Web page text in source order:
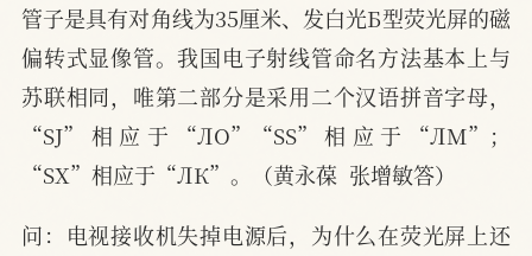
管子是具有对角线为35厘米、发白光Б型荧光屏的磁
偏转式显像管。我国电子射线管命名方法基本上与
苏联相同，唯第二部分是采用二个汉语拼音字母，
“SJ”相应于“ЛО”“SS”相应于“ЛМ”；
“SX”相应于“ЛК”。（黄永葆  张增敏答）
问：电视接收机失掉电源后，为什么在荧光屏上还